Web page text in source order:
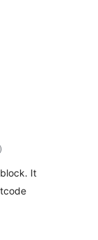
total
ratings
)
It